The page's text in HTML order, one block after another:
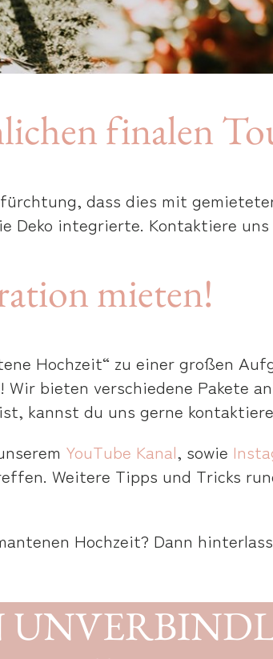
finalen
dass dies mit
Deko integrierte. Kontaktiere
mieten!
Hochzeit“ zu einer großen
bieten verschiedene Pakete
kannst du uns gerne
YouTube Kanal, sowie
Weitere Tipps und Tricks
Hochzeit? Dann